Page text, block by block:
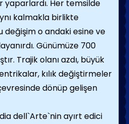
Her temsilde
kalmakla birlikte
değişim o andaki esine ve
Günümüze 700
Trajik olanı azdı, büyük
kılık değiştirmeler
dönüp gelişen
dell`Arte`nin ayırt edici